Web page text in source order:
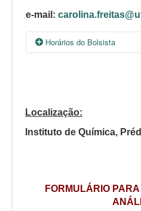
e-mail:
Horários do Bolsista
10:00 - 14:00
Localização:
Instituto de Química,
FORMULÁRIO